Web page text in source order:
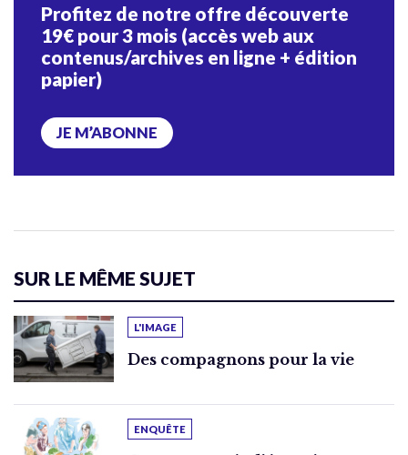
Profitez de notre offre découverte
19€ pour 3 mois (accès web aux
contenus/archives en ligne + édition
papier)
JE M’ABONNE
SUR LE MÊME SUJET
L'IMAGE
Des compagnons pour la vie
ENQUÊTE